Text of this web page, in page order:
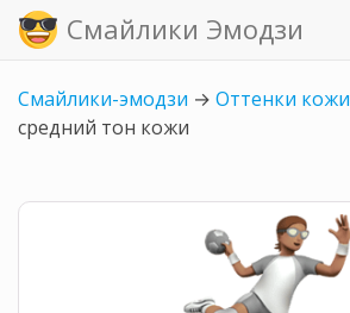
Смайлики Эмодзи
Смайлики-эмодзи → Оттенки кожи
средний тон кожи